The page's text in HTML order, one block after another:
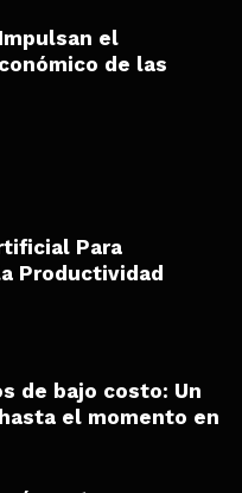
el
de las
Para
Productividad
de bajo costo: Un
el momento en